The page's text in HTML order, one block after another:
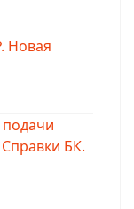
Новая
БК.